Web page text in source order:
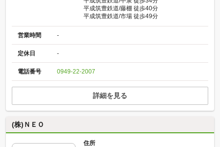
平成筑豊鉄道/藤棚 徒歩40分
平成筑豊鉄道/市場 徒歩49分
営業時間 -
定休日 -
電話番号 0949-22-2007
詳細を見る
(株)ＮＥＯ
住所